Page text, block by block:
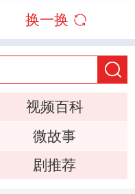
换一换
视频百科
微故事
剧推荐